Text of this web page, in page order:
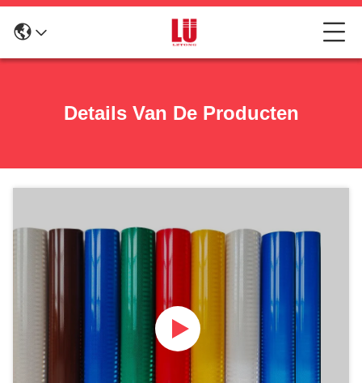
Details Van De Producten